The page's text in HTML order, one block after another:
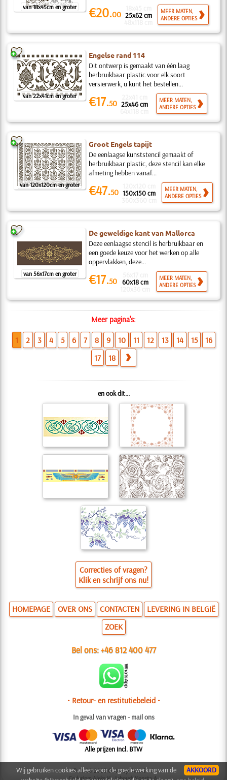
van 18x45cm en groter €20.00 25x62 cm
MEER MATEN,
ANDERE OPTIES
van 22x41cm en groter
Engelse rand 114
Dit ontwerp is gemaakt van één laag
herbruikbaar plastic voor elk soort
versierwerk, u kunt het bestellen...
€17.50 25x46 cm
MEER MATEN,
ANDERE OPTIES
van 120x120cm en groter
Groot Engels tapijt
De eenlaagse kunststencil gemaakt of
herbruikbaar plastic, deze stencil kan elke
afmeting hebben vanaf...
€47.50 150x150 cm
MEER MATEN,
ANDERE OPTIES
van 56x17cm en groter
De geweldige kant van Mallorca
Deze eenlaagse stencil is herbruikbaar en
een goede keuze voor het werken op alle
oppervlakken, deze...
€17.50 60x18 cm
MEER MATEN,
ANDERE OPTIES
Meer pagina's:
1 2 3 4 5 6 7 8 9 10 11 12 13 14 15
16
17
18
en ook dit...
Correcties of vragen?
Klik en schrijf ons nu!
HOMEPAGE OVER ONS CONTACTEN
LEVERING IN BELGIË
ZOEK
Bel ons:+46 812 400 477
• Retour- en restitutiebeleid •
In geval van vragen - mail ons
Alle prijzen incl. BTW
© 2006-2025 Ontwerp: Natali M.
Codering: Aleks K.; Inhoud: Konsta A.
AKKOORD
Wij gebruiken cookies alleen voor de goede werking van de